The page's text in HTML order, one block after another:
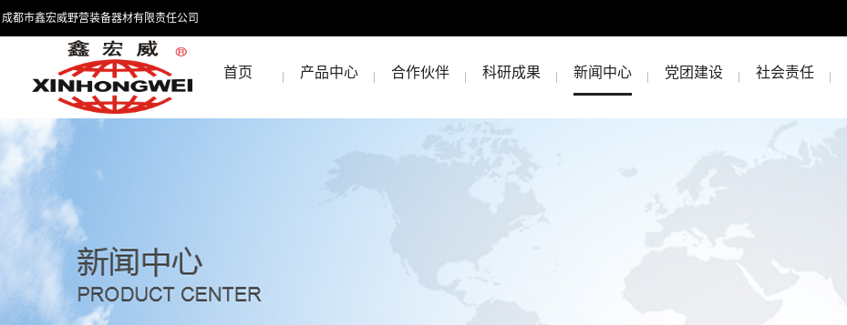
成都市鑫宏威野营装备器材有限责任公司
首页 产品中心 合作伙伴 科研成果 新闻中心 党团建设 社会责任